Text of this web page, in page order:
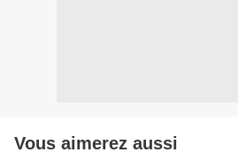
Vous aimerez aussi